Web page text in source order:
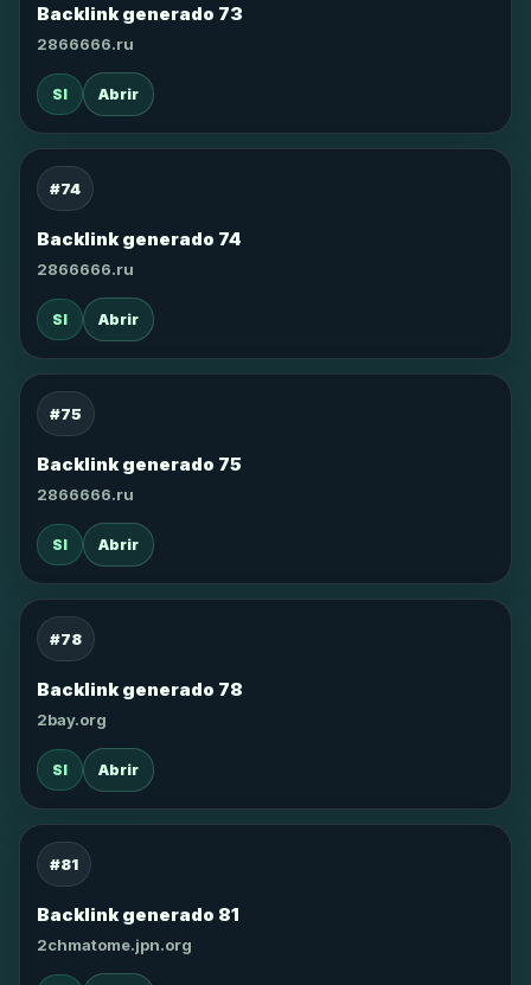
Backlink generado 73
2866666.ru
SI Abrir
#74
Backlink generado 74
2866666.ru
SI Abrir
#75
Backlink generado 75
2866666.ru
SI Abrir
#78
Backlink generado 78
2bay.org
SI Abrir
#81
Backlink generado 81
2chmatome.jpn.org